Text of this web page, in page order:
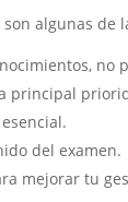
algunas de
no
principal
del examen.
mejorar tu